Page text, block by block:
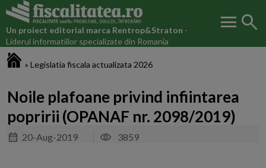
Un proiect editorial marca Rentrop&Straton -
Liderul informatiilor specializate din Romania
menu search
» Legislatia fiscala actualizata 2026
Noile plafoane privind infiintarea
popririi (OPANAF nr. 2098/2019)
20-Aug-2019 3859